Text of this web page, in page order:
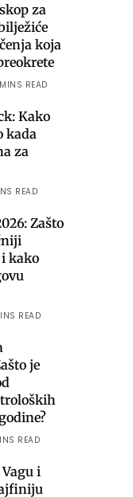
za
koja
READ
Kako
kada
za
READ
Zašto
kako
READ
je
READ
i